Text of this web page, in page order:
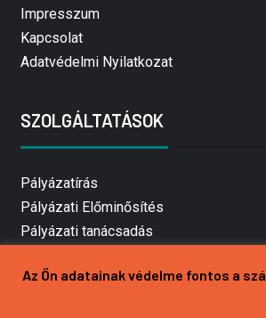
Impresszum
Kapcsolat
Adatvédelmi Nyilatkozat
SZOLGÁLTATÁSOK
Pályázatírás
Pályázati Előminősítés
Pályázati tanácsadás
Mezőgazdasági pályázatírás
Az Ön adatainak védelme fontos a